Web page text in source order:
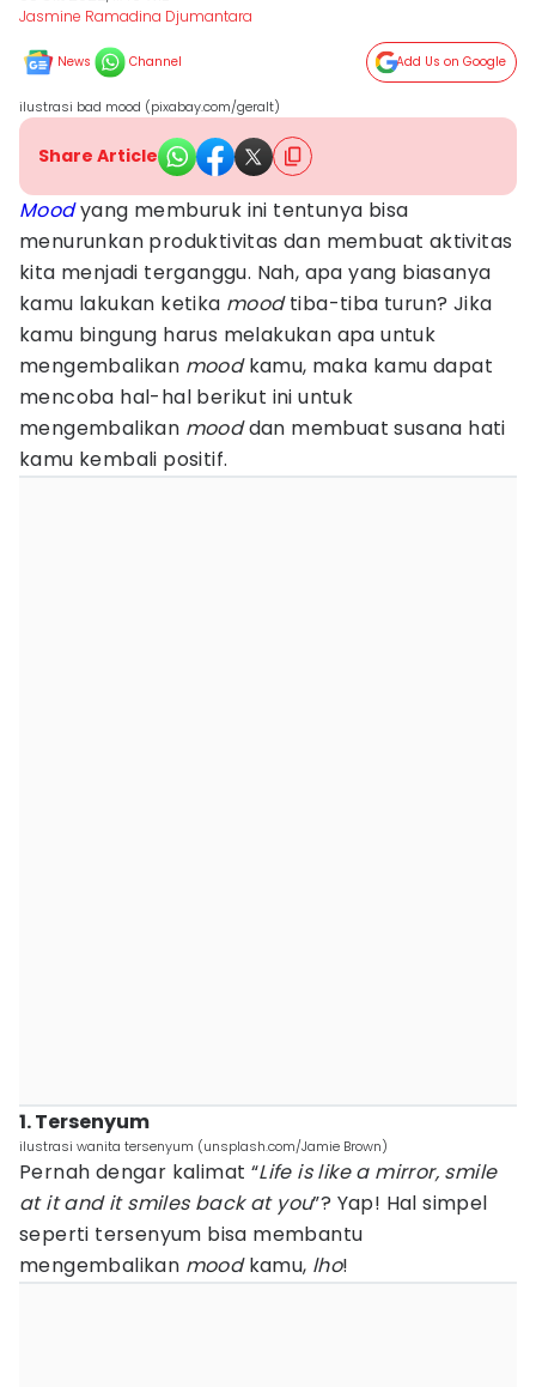
Jasmine Ramadina Djumantara
News Channel Add Us on Google
ilustrasi bad mood (pixabay.com/geralt)
Share Article
Moodyang memburuk ini tentunya bisa
menurunkan produktivitas dan membuat aktivitas
kita menjadi terganggu. Nah, apa yang biasanya
kamu lakukan ketika moodtiba-tiba turun? Jika
kamu bingung harus melakukan apa untuk
mengembalikan moodkamu, maka kamu dapat
mencoba hal-hal berikut ini untuk
mengembalikan mooddan membuat susana hati
kamu kembali positif.
1. Tersenyum
ilustrasi wanita tersenyum (unsplash.com/Jamie Brown)
Pernah dengar kalimat “Life is like a mirror, smile
at it and it smiles back at you”? Yap! Hal simpel
seperti tersenyum bisa membantu
mengembalikan moodkamu, lho!